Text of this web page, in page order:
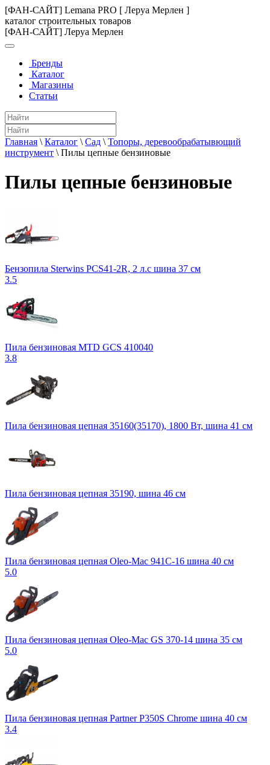
[ФАН-САЙТ] Lemana PRO [ Леруа Мерлен ]
каталог строительных товаров
[ФАН-САЙТ] Леруа Мерлен
Бренды
Каталог
Магазины
Статьи
Главная \ Каталог \ Сад \ Топоры, деревообрабатывющий
инструмент \ Пилы цепные бензиновые
Пилы цепные бензиновые
Бензопила Sterwins PCS41-2R, 2 л.с шина 37 см
3.5
Пила бензиновая MTD GCS 410040
3.8
Пила бензиновая цепная 35160(35170), 1800 Вт, шина 41 см
Пила бензиновая цепная 35190, шина 46 см
Пила бензиновая цепная Oleo-Mac 941С-16 шина 40 см
5.0
Пила бензиновая цепная Oleo-Mac GS 370-14 шина 35 см
5.0
Пила бензиновая цепная Partner P350S Chrome шина 40 см
3.4